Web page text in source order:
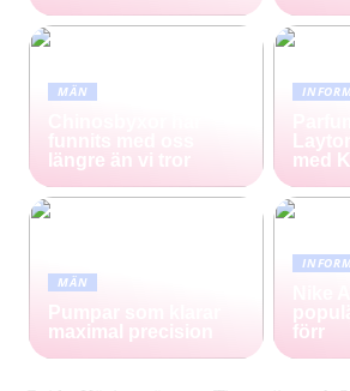
MÄN
funnits med oss
längre än vi tror
med
MÄN
Pumpar som klarar
maximal precision
förr